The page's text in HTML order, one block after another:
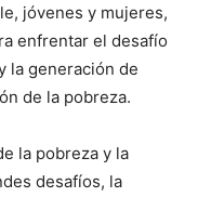
jóvenes y mujeres,
enfrentar el desafío
la generación de
de la pobreza.
la pobreza y la
desafíos, la